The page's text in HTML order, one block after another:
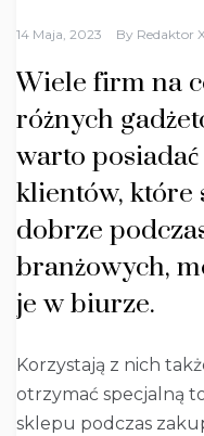
14 Maja, 2023 By Redaktor
Wiele firm na
różnych
warto
klientów, które
dobrze
branżowych,
je w biurze.
Korzystają z nich
otrzymać specjalną
sklepu podczas